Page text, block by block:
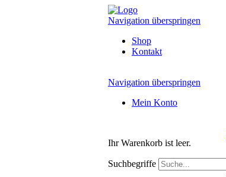
Navigation überspringen
Shop
Kontakt
Navigation überspringen
Mein Konto
Ihr Warenkorb ist leer.
Suchbegriffe